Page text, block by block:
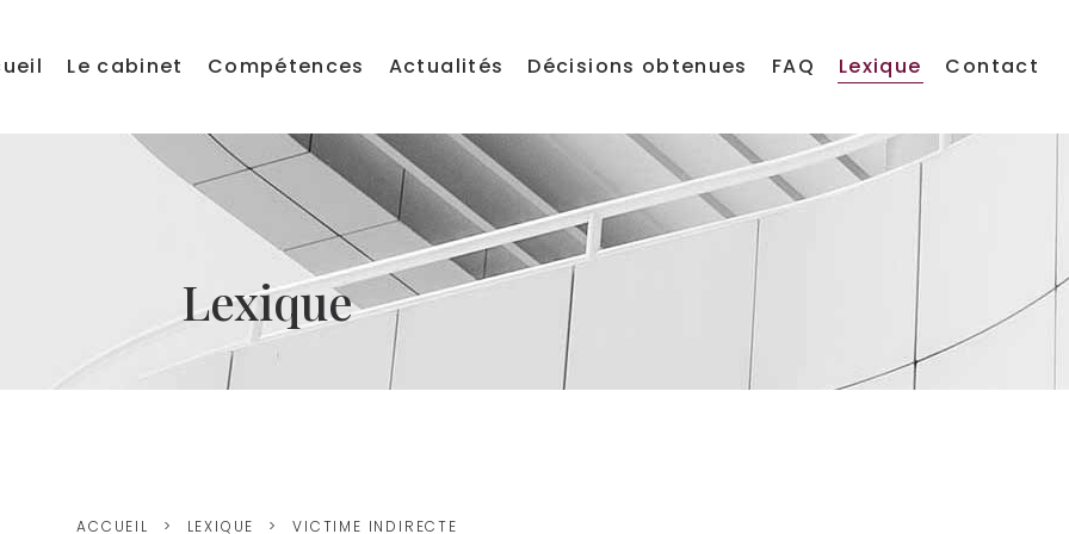
Le cabinet Compétences Actualités Décisions obtenues FAQ Lexique Contact
Lexique
ACCUEIL LEXIQUE VICTIME INDIRECTE